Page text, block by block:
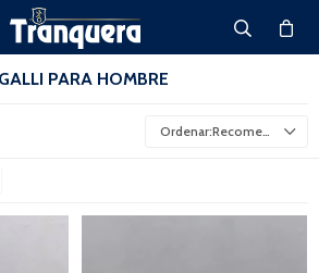
PARA HOMBRE
Recomendados